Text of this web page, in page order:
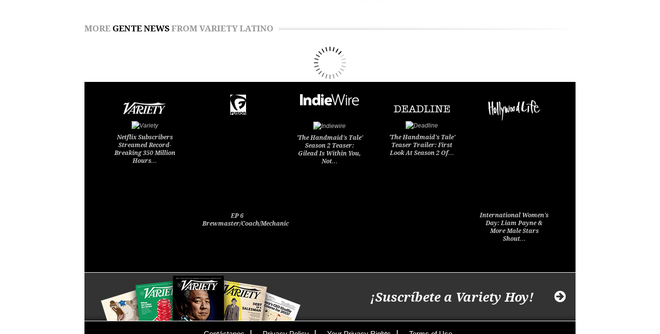
MORE GENTE NEWS FROM VARIETY LATINO
Netflix Subscribers
Streamed Record-
Breaking 350 Million
Hours…
EP 6
Brewmaster/Coach/Mechanic
'The Handmaid's Tale'
Season 2 Teaser:
Gilead Is Within You,
Not…
'The Handmaid's Tale'
Teaser Trailer: First
Look At Season 2 Of…
International Women's
Day: Liam Payne &
More Male Stars
Shout…
¡Suscríbete a Variety Hoy!